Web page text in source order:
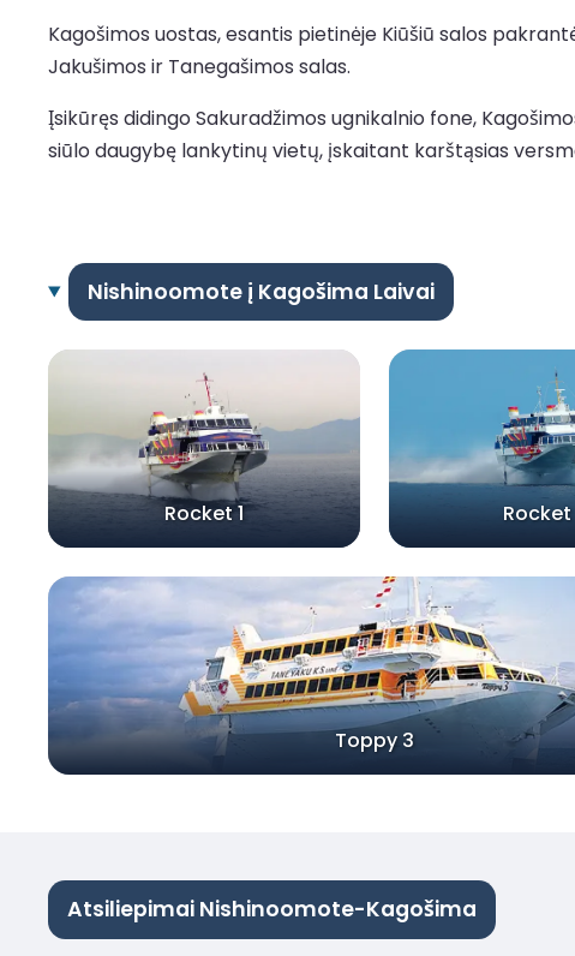
Kagošimos uostas, esantis pietinėje Kiūšiū salos
Jakušimos ir Tanegašimos salas.
Įsikūręs didingo Sakuradžimos ugnikalnio fone,
siūlo daugybę lankytinų vietų, įskaitant karštąsias
Nishinoomote į Kagošima Laivai
Rocket 1 Rocket
Toppy 3
Atsiliepimai Nishinoomote-Kagošima